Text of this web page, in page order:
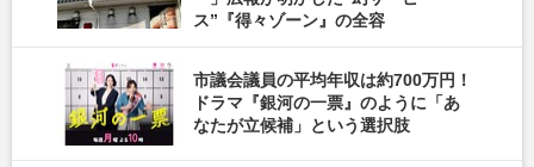
ス”『得々ゾーン』の全容
市議会議員の平均年収は約700万円！
ドラマ『銀河の一票』のように「あ
なたが立候補」という選択肢